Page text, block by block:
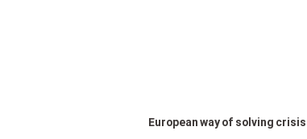
European way of solving crisis